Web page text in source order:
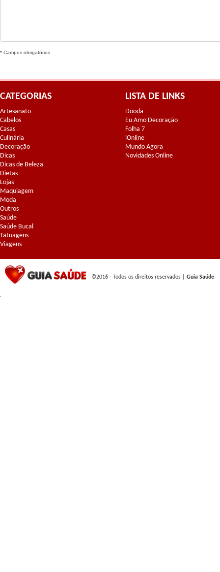
* Campos obrigatórios
CATEGORIAS
Artesanato
Cabelos
Casas
Culinária
Decoração
Dicas
Dicas de Beleza
Dietas
Lojas
Maquiagem
Moda
Outros
Saúde
Saúde Bucal
Tatuagens
Viagens
LISTA DE LINKS
Dooda
Eu Amo Decoração
Folha 7
iOnline
Mundo Agora
Novidades Online
©2016 - Todos os direitos reservados | Guia Saúde